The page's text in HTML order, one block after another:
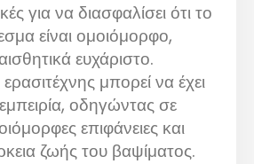
για να διασφαλίσει ότι το
είναι ομοιόμορφο,
ευχάριστο.
μπορεί να έχει
οδηγώντας σε
επιφάνειες και
ζωής του βαψίματος.